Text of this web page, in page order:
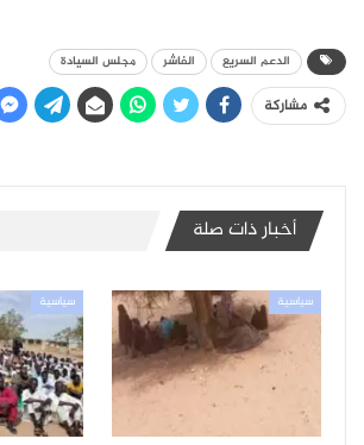
الدعم السريع الفاشر مجلس السيادة
مشاركة
أخبار ذات صلة
سياسية سياسية